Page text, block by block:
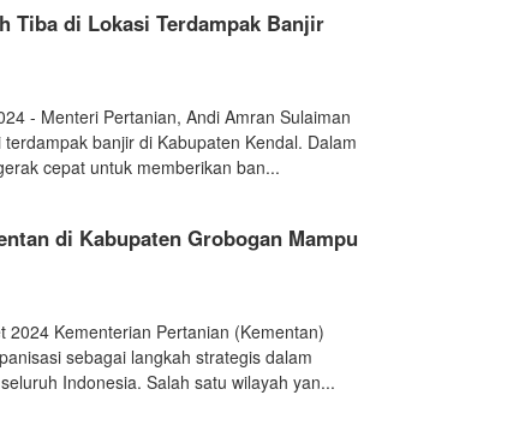
Tiba di Lokasi Terdampak Banjir
- Menteri Pertanian, Andi Amran Sulaiman
banjir di Kabupaten Kendal. Dalam
cepat untuk memberikan ban...
di Kabupaten Grobogan Mampu
2024 Kementerian Pertanian (Kementan)
sebagai langkah strategis dalam
Indonesia. Salah satu wilayah yan...